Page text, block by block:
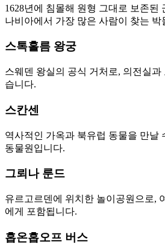
1628년에 침몰해 원형 그대로 보존된
나비아에서 가장 많은 사람이 찾는 박
스톡홀름 왕궁
스웨덴 왕실의 공식 거처로, 의전실과
습니다.
스칸센
역사적인 가옥과 북유럽 동물을 만날
동물원입니다.
그뢰나 룬드
유르고르덴에 위치한 놀이공원으로,
에게 포함됩니다.
홉온홉오프 버스